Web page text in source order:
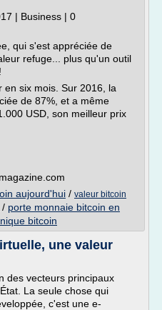
| Business | 0
qui s'est appréciée de
refuge... plus qu'un outil
en six mois. Sur 2016, la
de 87%, et a même
USD, son meilleur prix
aujourd'hui / valeur bitcoin
/ porte monnaie bitcoin en
bitcoin
une valeur
des vecteurs principaux
La seule chose qui
c'est une e-